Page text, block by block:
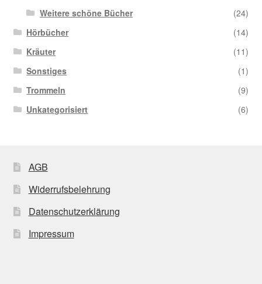
Weitere schöne Bücher
(24)
Hörbücher
(14)
Kräuter
(11)
Sonstiges
(1)
Trommeln
(9)
Unkategorisiert
(6)
AGB
Widerrufsbelehrung
Datenschutzerklärung
Impressum